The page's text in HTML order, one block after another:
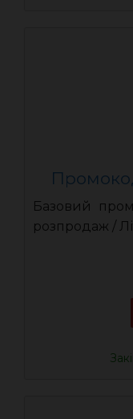
Базовий
розпродаж /